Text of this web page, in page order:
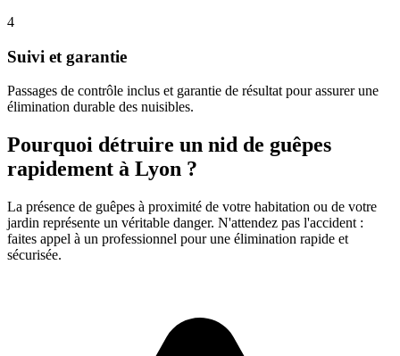
4
Suivi et garantie
Passages de contrôle inclus et garantie de résultat pour assurer une
élimination durable des nuisibles.
Pourquoi détruire un nid de guêpes
rapidement à Lyon ?
La présence de guêpes à proximité de votre habitation ou de votre
jardin représente un véritable danger. N'attendez pas l'accident :
faites appel à un professionnel pour une élimination rapide et
sécurisée.